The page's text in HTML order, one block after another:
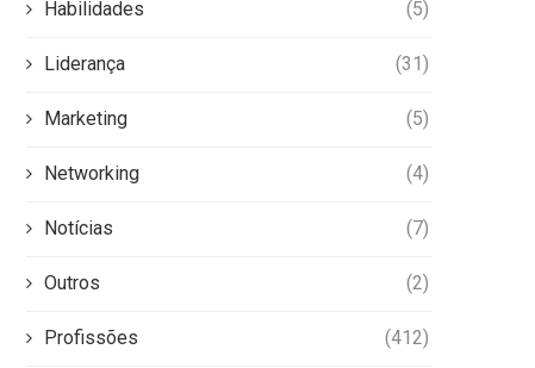
Habilidades (5)
Liderança (31)
Marketing (5)
Networking (4)
Notícias (7)
Outros (2)
Profissões (412)